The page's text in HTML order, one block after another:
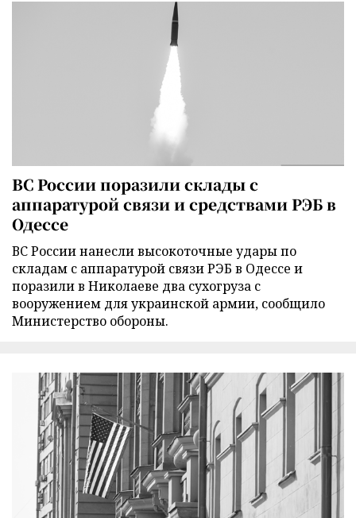
ВС России поразили склады с
аппаратурой связи и средствами РЭБ в
Одессе
ВС России нанесли высокоточные удары по
складам с аппаратурой связи РЭБ в Одессе и
поразили в Николаеве два сухогруза с
вооружением для украинской армии, сообщило
Министерство обороны.